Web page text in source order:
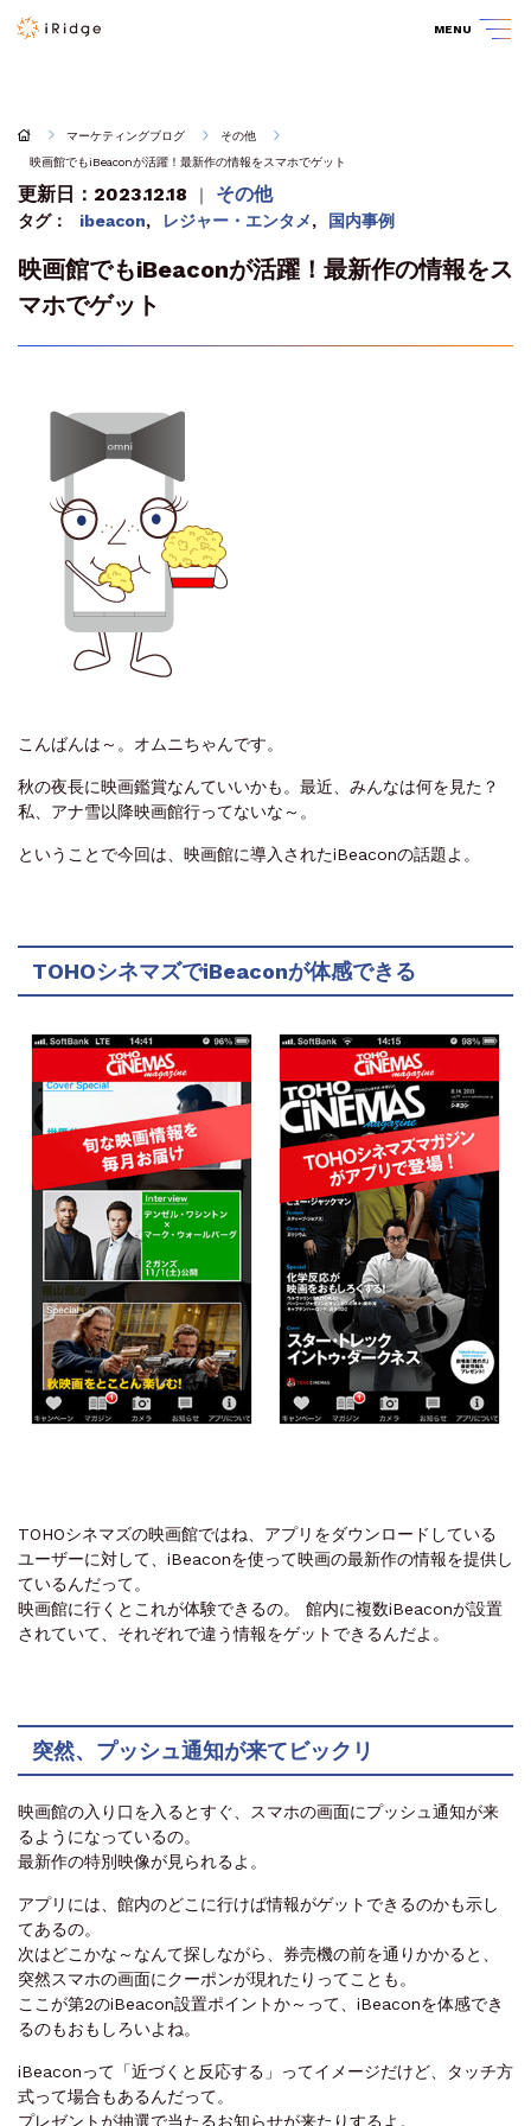
MENU
マーケティングブログ
その他
映画館でもiBeaconが活躍！最新作の情報をスマホでゲット
更新日：2023.12.18 ｜ その他
タグ： ibeacon, レジャー・エンタメ, 国内事例
映画館でもiBeaconが活躍！最新作の情報をス
マホでゲット
こんばんは～。オムニちゃんです。
秋の夜長に映画鑑賞なんていいかも。最近、みんなは何を見た？
私、アナ雪以降映画館行ってないな～。
ということで今回は、映画館に導入されたiBeaconの話題よ。
TOHOシネマズでiBeaconが体感できる
TOHOシネマズの映画館ではね、アプリをダウンロードしている
ユーザーに対して、iBeaconを使って映画の最新作の情報を提供し
ているんだって。
映画館に行くとこれが体験できるの。 館内に複数iBeaconが設置
されていて、それぞれで違う情報をゲットできるんだよ。
突然、プッシュ通知が来てビックリ
映画館の入り口を入るとすぐ、スマホの画面にプッシュ通知が来
るようになっているの。
最新作の特別映像が見られるよ。
アプリには、館内のどこに行けば情報がゲットできるのかも示し
てあるの。
次はどこかな～なんて探しながら、券売機の前を通りかかると、
突然スマホの画面にクーポンが現れたりってことも。
ここが第2のiBeacon設置ポイントか～って、iBeaconを体感でき
るのもおもしろいよね。
iBeaconって「近づくと反応する」ってイメージだけど、タッチ方
式って場合もあるんだって。
プレゼントが抽選で当たるお知らせが来たりするよ。